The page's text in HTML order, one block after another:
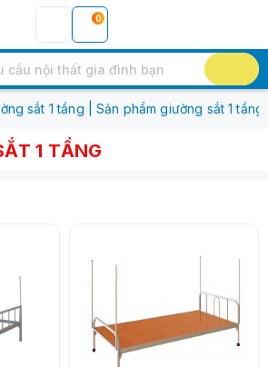
0
sắt 1 tầng | Sản phẩm giường sắt 1 tầng
1 TẦNG